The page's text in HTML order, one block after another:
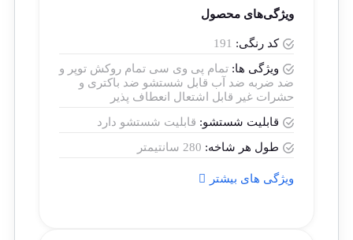
ویژگی‌های محصول
کد رنگی: 191
ویژگی ها: تمام پی وی سی تمام روکش توپر و
ضد ضربه ضد آب قابل شستشو ضد باکتری و
حشرات غیر قابل اشتعال انعطاف پذیر
قابلیت شستشو: قابلیت شستشو دارد
طول هر شاخه: 280 سانتیمتر
ویژگی های بیشتر